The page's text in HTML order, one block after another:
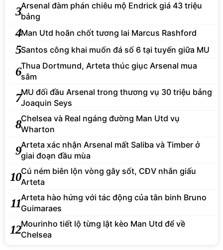
3Arsenal đàm phán chiêu mộ Endrick giá 43 triệu
bảng
4Man Utd hoãn chốt tương lai Marcus Rashford
5Santos công khai muốn đá số 6 tại tuyến giữa MU
6Thua Dortmund, Arteta thúc giục Arsenal mua
sắm
7MU đối đầu Arsenal trong thương vụ 30 triệu bảng
Joaquin Seys
8Chelsea và Real ngáng đường Man Utd vụ
Wharton
9Arteta xác nhận Arsenal mất Saliba và Timber ở
giai đoạn đầu mùa
10Cú ném biên lộn vòng gây sốt, CĐV nhắn giấu
Arteta
11Arteta hào hứng với tác động của tân binh Bruno
Guimaraes
12Mourinho tiết lộ từng lật kèo Man Utd để về
Chelsea